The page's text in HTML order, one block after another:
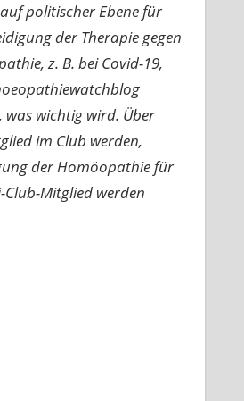
politischer Ebene für
der Therapie gegen
z. B. bei Covid-19,
was wichtig wird. Über
im Club werden,
der Homöopathie für
Mitglied werden